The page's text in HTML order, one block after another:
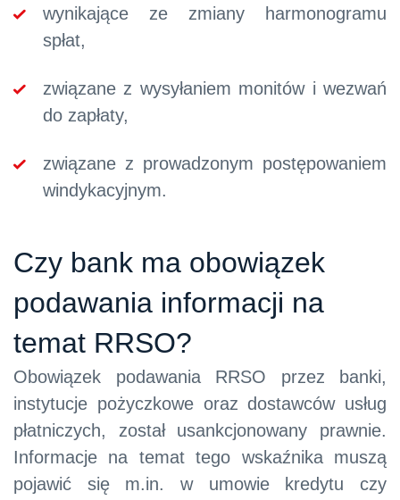
wynikające ze zmiany harmonogramu
spłat,
związane z wysyłaniem monitów i wezwań
do zapłaty,
związane z prowadzonym postępowaniem
windykacyjnym.
Czy bank ma obowiązek
podawania informacji na
temat RRSO?
Obowiązek podawania RRSO przez banki,
instytucje pożyczkowe oraz dostawców usług
płatniczych, został usankcjonowany prawnie.
Informacje na temat tego wskaźnika muszą
pojawić się m.in. w umowie kredytu czy